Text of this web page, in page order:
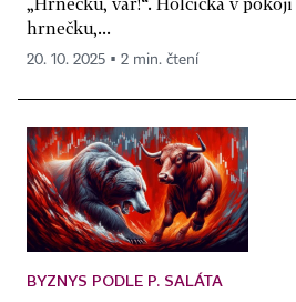
hrnečku,...
20. 10. 2025 ▪ 2 min. čtení
BYZNYS PODLE P. SALÁTA